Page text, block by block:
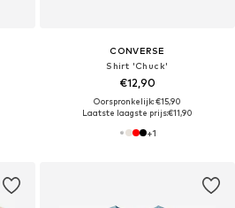
CONVERSE
Shirt 'Chuck'
€12,90
Oorspronkelijk: €15,90
Laatste laagste prijs:€11,90
+1